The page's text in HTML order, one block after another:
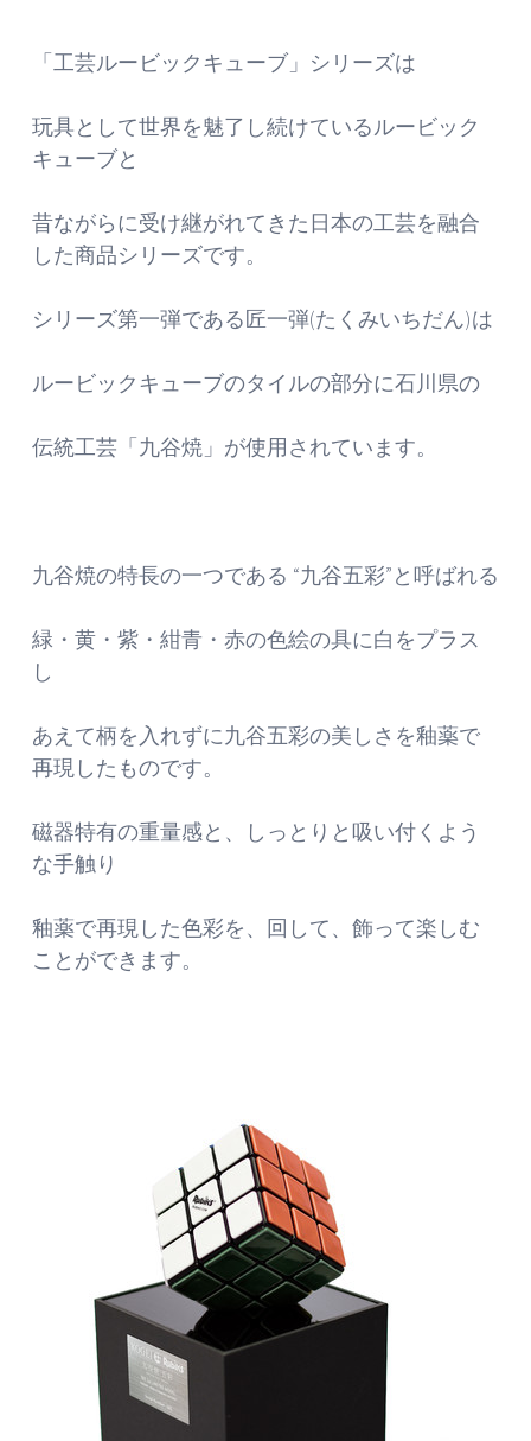
「工芸ルービックキューブ」シリーズは
玩具として世界を魅了し続けているルービック
キューブと
昔ながらに受け継がれてきた日本の工芸を融合
した商品シリーズです。
シリーズ第一弾である匠一弾(たくみいちだん)は
ルービックキューブのタイルの部分に石川県の
伝統工芸「九谷焼」が使用されています。
九谷焼の特長の一つである “九谷五彩”と呼ばれる
緑・黄・紫・紺青・赤の色絵の具に白をプラス
し
あえて柄を入れずに九谷五彩の美しさを釉薬で
再現したものです。
磁器特有の重量感と、しっとりと吸い付くよう
な手触り
釉薬で再現した色彩を、回して、飾って楽しむ
ことができます。